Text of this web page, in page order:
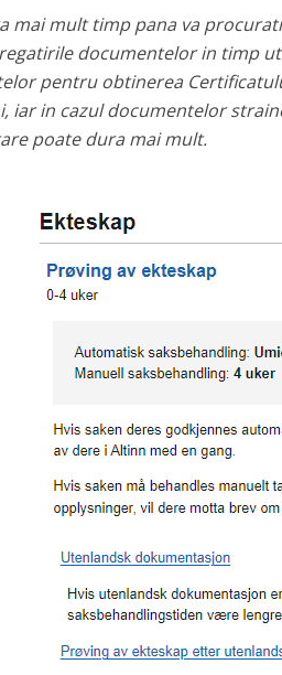
mai mult timp pana va
documentelor in timp
pentru obtinerea
iar in cazul documentelor
poate dura mai mult.